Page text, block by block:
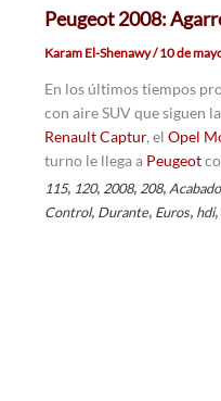
Peugeot 2008:
Karam El-Shenawy/10 de
En los últimos tiempos
con aire SUV que siguen
Renault Captur, el Opel
turno le llega a Peugeot
115, 120,2008,208,Acabado
Control, Durante, Euros, hdi,